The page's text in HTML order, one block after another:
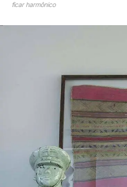
ficar harmônico